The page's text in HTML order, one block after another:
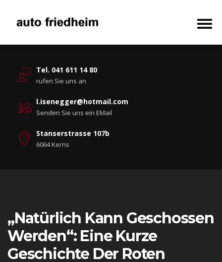
Tel. 041 611 14 80
rufen Sie uns an
l.isenegger@hotmail.com
Senden Sie uns ein EMail
Stanserstrasse 107b
6064 Kerns
„Natürlich Kann Geschossen
Werden“: Eine Kurze
Geschichte Der Roten